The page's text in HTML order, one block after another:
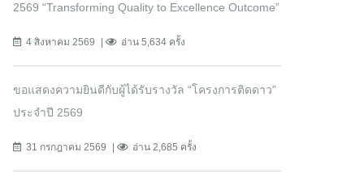
2569 “Transforming Quality to Excellence Outcome”
4 สิงหาคม 2569 อ่าน 5,634 ครั้ง
ขอแสดงความยินดีกับผู้ได้รับรางวัล “โครงการติดดาว”
ประจำปี 2569
31 กรกฎาคม 2569 อ่าน 2,685 ครั้ง